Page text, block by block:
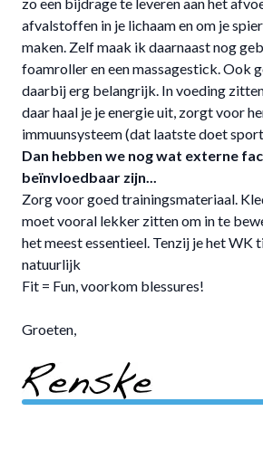
afvalstoffen in je lichaam en om je
maken. Zelf maak ik daarnaast nog
foamroller en een massagestick. Ook
daarbij erg belangrijk. In voeding
daar haal je je energie uit, zorgt voor
immuunsysteem (dat laatste doet
Dan hebben we nog wat externe
beïnvloedbaar zijn...
Zorg voor goed trainingsmateriaal.
moet vooral lekker zitten om in te
het meest essentieel. Tenzij je het WK
natuurlijk
Fit = Fun, voorkom blessures!
Groeten,